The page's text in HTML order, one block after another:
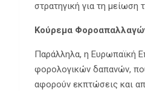
στρατηγική για τη
Κούρεμα
Παράλληλα, η Ευρωπαϊκή
φορολογικών δαπανών,
αφορούν εκπτώσεις και